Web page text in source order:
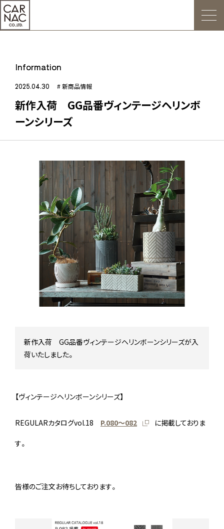
トップ
ごあいさつ
Web発注について
お知らせ
会社概要
デジタルカタログ
販促用POP
Stock status
在庫/商品情報
Instagram
Information
2025.04.30 # 新商品情報
新作入荷 GG品番ヴィンテージヘリンボ
ーンシリーズ
新作入荷 GG品番ヴィンテージヘリンボーンシリーズが入
荷いたしました。
【ヴィンテージヘリンボーンシリーズ】
REGULARカタログvol.18 P.080〜082 に掲載しておりま
す。
皆様のご注文お待ちしております。